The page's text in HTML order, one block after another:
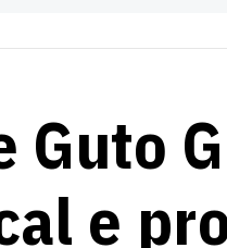
Guto
e